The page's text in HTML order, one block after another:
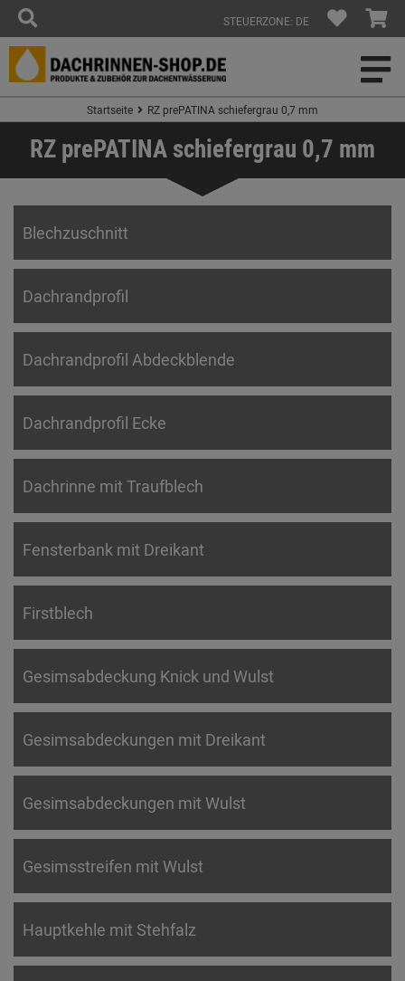
STEUERZONE: DE
Startseite RZ prePATINA schiefergrau 0,7 mm
RZ prePATINA schiefergrau 0,7 mm
Blechzuschnitt
Dachrandprofil
Dachrandprofil Abdeckblende
Dachrandprofil Ecke
Dachrinne mit Traufblech
Fensterbank mit Dreikant
Firstblech
Gesimsabdeckung Knick und Wulst
Gesimsabdeckungen mit Dreikant
Gesimsabdeckungen mit Wulst
Gesimsstreifen mit Wulst
Hauptkehle mit Stehfalz